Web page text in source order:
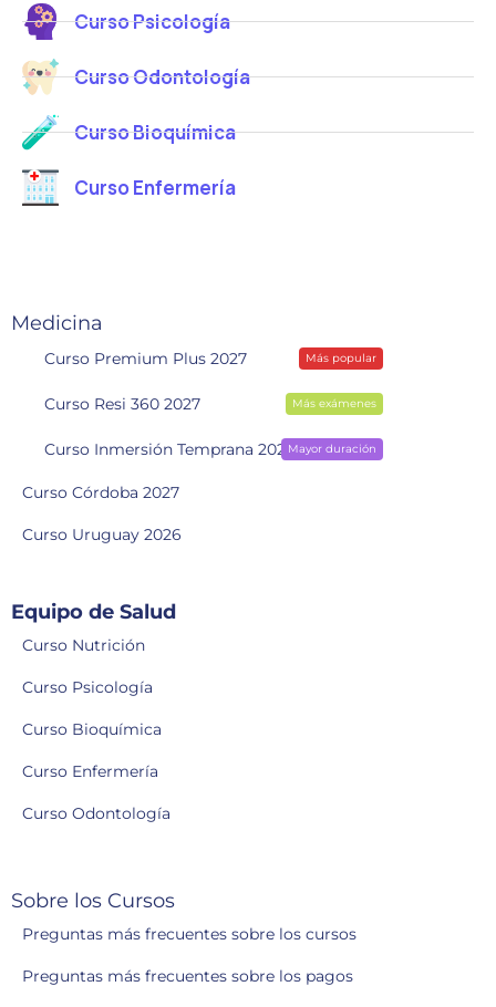
Curso Psicología
Curso Odontología
Curso Bioquímica
Curso Enfermería
Medicina
Curso Premium Plus 2027 Más popular
Curso Resi 360 2027 Más exámenes
Curso Inmersión Temprana 2028Mayor duración
Curso Córdoba 2027
Curso Uruguay 2026
Equipo de Salud
Curso Nutrición
Curso Psicología
Curso Bioquímica
Curso Enfermería
Curso Odontología
Sobre los Cursos
Preguntas más frecuentes sobre los cursos
Preguntas más frecuentes sobre los pagos